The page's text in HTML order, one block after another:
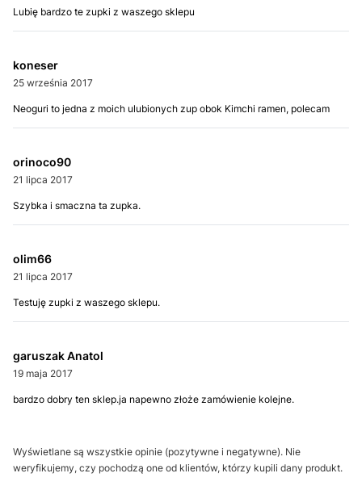
Lubię bardzo te zupki z waszego sklepu
koneser
25 września 2017
Neoguri to jedna z moich ulubionych zup obok Kimchi ramen, polecam
orinoco90
21 lipca 2017
Szybka i smaczna ta zupka.
olim66
21 lipca 2017
Testuję zupki z waszego sklepu.
garuszak Anatol
19 maja 2017
bardzo dobry ten sklep.ja napewno złoże zamówienie kolejne.
Wyświetlane są wszystkie opinie (pozytywne i negatywne). Nie
weryfikujemy, czy pochodzą one od klientów, którzy kupili dany produkt.